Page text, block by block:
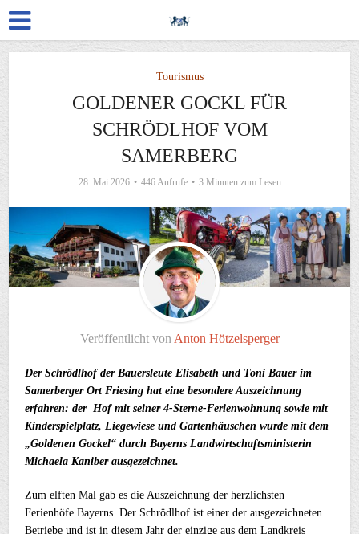
Tourismus
GOLDENER GOCKL FÜR
SCHRÖDLHOF VOM
SAMERBERG
28. Mai 2026 446 Aufrufe 3 Minuten zum Lesen
Veröffentlicht von Anton Hötzelsperger
Der Schrödlhof der Bauersleute Elisabeth und Toni Bauer im
Samerberger Ort Friesing hat eine besondere Auszeichnung
erfahren: der Hof mit seiner 4-Sterne-Ferienwohnung sowie mit
Kinderspielplatz, Liegewiese und Gartenhäuschen wurde mit dem
„Goldenen Gockel“ durch Bayerns Landwirtschaftsministerin
Michaela Kaniber ausgezeichnet.
Zum elften Mal gab es die Auszeichnung der herzlichsten
Ferienhöfe Bayerns. Der Schrödlhof ist einer der ausgezeichneten
Betriebe und ist in diesem Jahr der einzige aus dem Landkreis